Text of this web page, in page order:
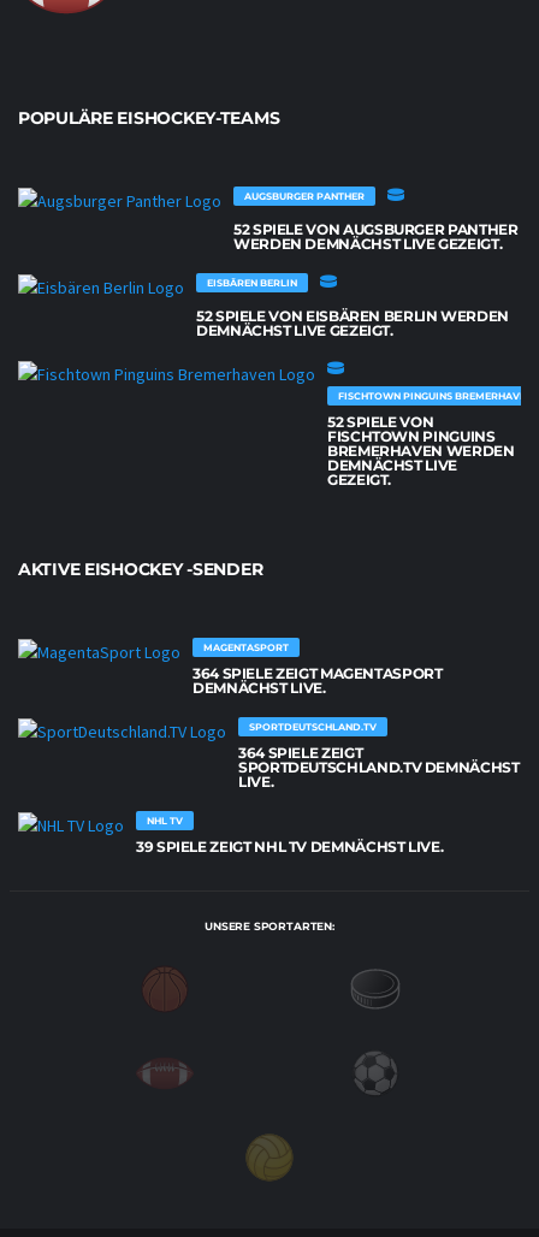
POPULÄRE EISHOCKEY-TEAMS
AUGSBURGER PANTHER
52 SPIELE VON AUGSBURGER PANTHER
WERDEN DEMNÄCHST LIVE GEZEIGT.
EISBÄREN BERLIN
52 SPIELE VON EISBÄREN BERLIN WERDEN
DEMNÄCHST LIVE GEZEIGT.
FISCHTOWN PINGUINS BREMERHAVEN
52 SPIELE VON
FISCHTOWN PINGUINS
BREMERHAVEN WERDEN
DEMNÄCHST LIVE
GEZEIGT.
AKTIVE EISHOCKEY -SENDER
MAGENTASPORT
364 SPIELE ZEIGT MAGENTASPORT
DEMNÄCHST LIVE.
SPORTDEUTSCHLAND.TV
364 SPIELE ZEIGT
SPORTDEUTSCHLAND.TV DEMNÄCHST
LIVE.
NHL TV
39 SPIELE ZEIGT NHL TV DEMNÄCHST LIVE.
UNSERE SPORTARTEN: